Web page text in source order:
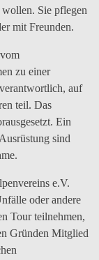
wollen. Sie pflegen
mit Freunden.
zu einer
auf
teil. Das
Ein
sind
e.V.
oder andere
Tour teilnehmen,
Gründen Mitglied